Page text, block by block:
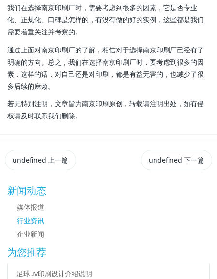
我们在选择南京印刷厂时，需要考虑到很多的因素，它是否专业
化、正规化、口碑是怎样的，有没有做的好的实例，这些都是我们
需要着重关注并考察的。
通过上面对南京印刷厂的了解，相信对于选择南京印刷厂已经有了
明确的方向。总之，我们在选择南京印刷厂时，要考虑到很多的因
素，这样的话，对自己还是对印刷，都是有益无害的，也减少了很
多后续的麻烦。
若无特别注明，文章皆为南京印刷原创，转载请注明出处，如有侵
权请及时联系我们删除。
undefined 上一篇 undefined 下一篇
新闻动态
媒体报道
行业资讯
企业新闻
为您推荐
足球uv印刷设计介绍说明